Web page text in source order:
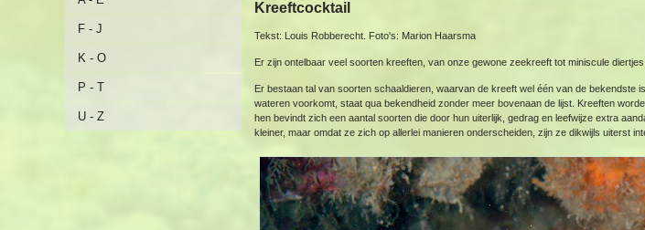
F - J
K - O
P - T
U - Z
Kreeftcocktail
Tekst: Louis Robberecht. Foto's: Marion Haarsma
Er zijn ontelbaar veel soorten kreeften, van onze gewone zeekreeft tot miniscule
Er bestaan tal van soorten schaaldieren, waarvan de kreeft wel één van de bekendste
wateren voorkomt, staat qua bekendheid zonder meer bovenaan de lijst. Kreeften
hen bevindt zich een aantal soorten die door hun uiterlijk, gedrag en leefwijze extra
kleiner, maar omdat ze zich op allerlei manieren onderscheiden, zijn ze dikwijls uiterst